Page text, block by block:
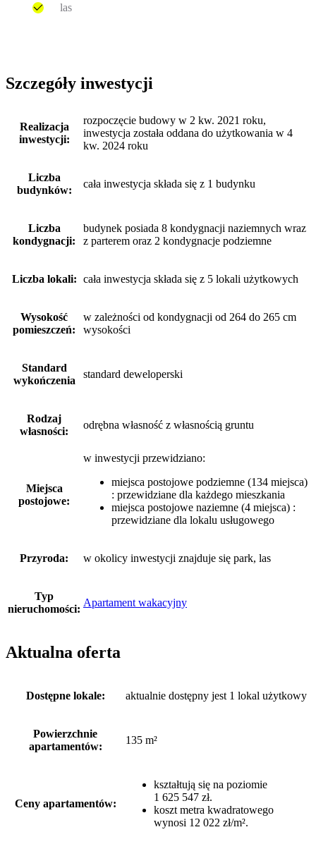
las
Szczegóły inwestycji
Realizacja
inwestycji:
rozpoczęcie budowy w 2 kw. 2021 roku,
inwestycja została oddana do użytkowania w 4
kw. 2024 roku
Liczba
budynków:
cała inwestycja składa się z 1 budynku
Liczba
kondygnacji:
budynek posiada 8 kondygnacji naziemnych wraz
z parterem oraz 2 kondygnacje podziemne
Liczba lokali: cała inwestycja składa się z 5 lokali użytkowych
Wysokość
pomieszczeń:
w zależności od kondygnacji od 264 do 265 cm
wysokości
Standard
wykończenia
standard deweloperski
Rodzaj
własności:
odrębna własność z własnością gruntu
Miejsca
postojowe:
w inwestycji przewidziano:
miejsca postojowe podziemne (134 miejsca)
: przewidziane dla każdego mieszkania
miejsca postojowe naziemne (4 miejsca) :
przewidziane dla lokalu usługowego
Przyroda: w okolicy inwestycji znajduje się park, las
Typ
nieruchomości:
Apartament wakacyjny
Aktualna oferta
Dostępne lokale: aktualnie dostępny jest 1 lokal użytkowy
Powierzchnie
apartamentów:
135 m²
Ceny apartamentów:
kształtują się na poziomie
1 625 547 zł.
koszt metra kwadratowego
wynosi 12 022 zł/m².